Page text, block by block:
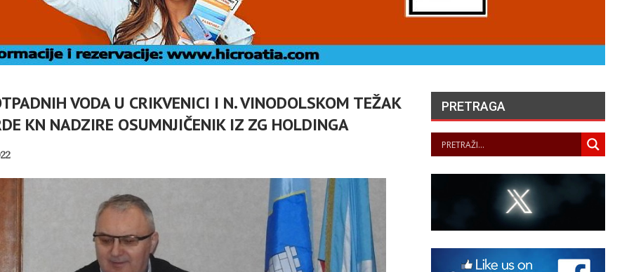
VODA U CRIKVENICI I N. VINODOLSKOM TEŽAK
KN NADZIRE OSUMNJIČENIK IZ ZG HOLDINGA
ZAŠTO
RH
POD KONTROLOM
SRPSKE POLITIKE
PANOPTICUM
MIROVINE IZ DRUGOG
HERCEGOVAČKI
KRISTA IZVUČE SVOJ
NAROD IZ…
PANOPTICUM
LA JUSTICE SAISIE
PRETRAGA